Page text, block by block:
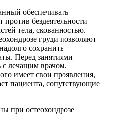
обеспечивать
против бездеятельности
тела, скованностью.
груди позволяют
сохранить
Перед занятиями
с лечащим врачом.
имеет свои проявления,
пациента, сопутствующие